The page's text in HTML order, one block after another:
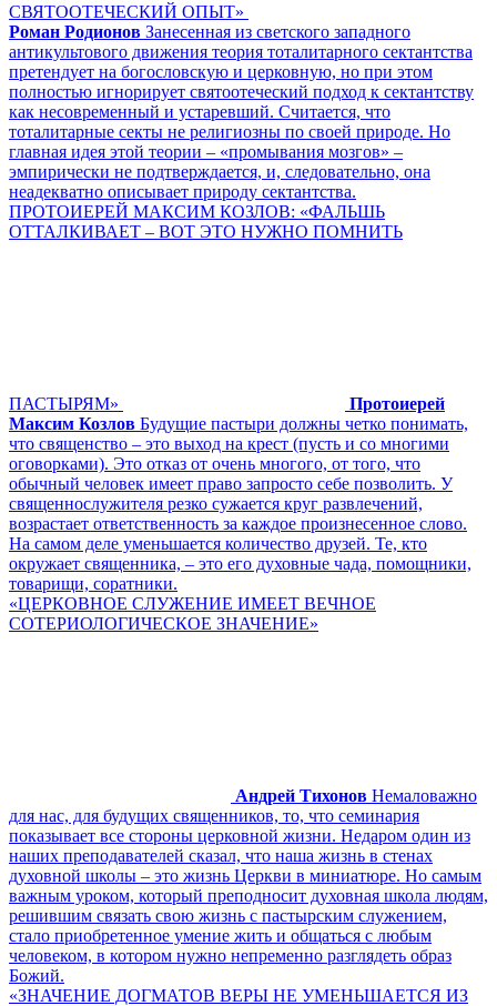
СВЯТООТЕЧЕСКИЙ ОПЫТ»
Роман Родионов Занесенная из светского западного
антикультового движения теория тоталитарного сектантства
претендует на богословскую и церковную, но при этом
полностью игнорирует святоотеческий подход к сектантству
как несовременный и устаревший. Считается, что
тоталитарные секты не религиозны по своей природе. Но
главная идея этой теории – «промывания мозгов» –
эмпирически не подтверждается, и, следовательно, она
неадекватно описывает природу сектантства.
ПРОТОИЕРЕЙ МАКСИМ КОЗЛОВ: «ФАЛЬШЬ
ОТТАЛКИВАЕТ – ВОТ ЭТО НУЖНО ПОМНИТЬ
ПАСТЫРЯМ»
Протоиерей
Максим Козлов Будущие пастыри должны четко понимать,
что священство – это выход на крест (пусть и со многими
оговорками). Это отказ от очень многого, от того, что
обычный человек имеет право запросто себе позволить. У
священнослужителя резко сужается круг развлечений,
возрастает ответственность за каждое произнесенное слово.
На самом деле уменьшается количество друзей. Те, кто
окружает священника, – это его духовные чада, помощники,
товарищи, соратники.
«ЦЕРКОВНОЕ СЛУЖЕНИЕ ИМЕЕТ ВЕЧНОЕ
СОТЕРИОЛОГИЧЕСКОЕ ЗНАЧЕНИЕ»
Андрей Тихонов Немаловажно
для нас, для будущих священников, то, что семинария
показывает все стороны церковной жизни. Недаром один из
наших преподавателей сказал, что наша жизнь в стенах
духовной школы – это жизнь Церкви в миниатюре. Но самым
важным уроком, который преподносит духовная школа людям,
решившим связать свою жизнь с пастырским служением,
стало приобретенное умение жить и общаться с любым
человеком, в котором нужно непременно разглядеть образ
Божий.
«ЗНАЧЕНИЕ ДОГМАТОВ ВЕРЫ НЕ УМЕНЬШАЕТСЯ ИЗ